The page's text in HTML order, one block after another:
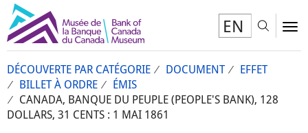
EN
DÉCOUVERTE PAR CATÉGORIE DOCUMENT
EFFET
BILLET À ORDRE
ÉMIS
CANADA, BANQUE DU PEUPLE (PEOPLE'S BANK), 128
DOLLARS, 31 CENTS : 1 MAI 1861